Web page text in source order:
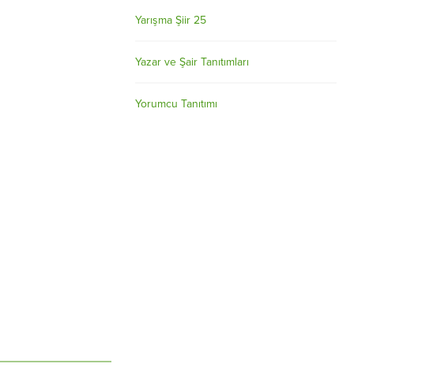
Yarışma Şiir 25
Yazar ve Şair Tanıtımları
Yorumcu Tanıtımı